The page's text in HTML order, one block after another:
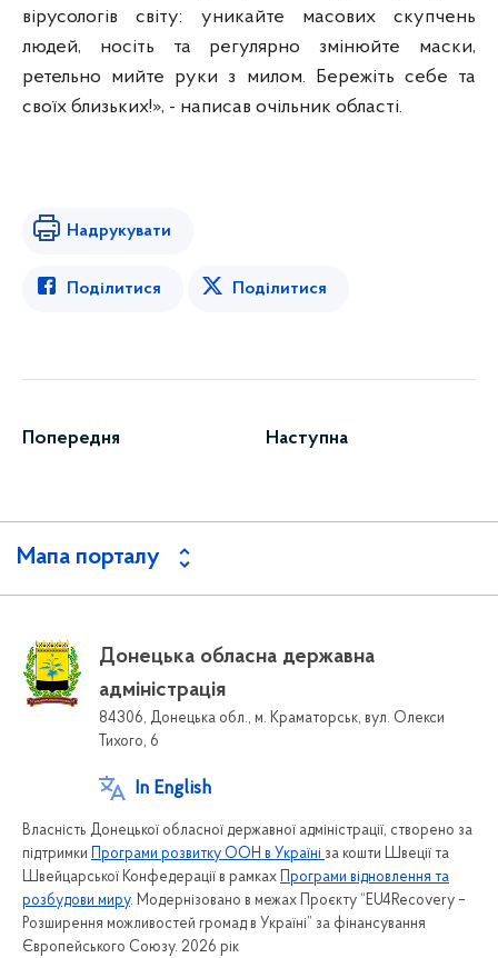
вірусологів світу: уникайте масових скупчень
людей, носіть та регулярно змінюйте маски,
ретельно мийте руки з милом. Бережіть себе та
своїх близьких!», - написав очільник області.
Надрукувати
Поділитися Поділитися
Попередня Наступна
Мапа порталу
Донецька обласна державна
адміністрація
84306, Донецька обл., м. Краматорськ, вул. Олекси
Тихого, 6
In English
Власність Донецької обласної державної адміністрації, створено за
підтримки Програми розвитку ООН в Україні за кошти Швеції та
Швейцарської Конфедерації в рамках Програми відновлення та
розбудови миру. Модернізовано в межах Проєкту “EU4Recovery –
Розширення можливостей громад в Україні” за фінансування
Європейського Союзу. 2026 рік